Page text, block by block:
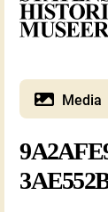
Media